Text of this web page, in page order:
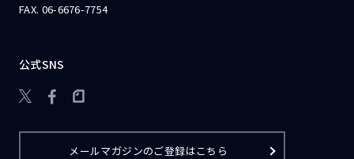
FAX. 06-6676-7754
公式SNS

メールマガジンのご登録はこちら